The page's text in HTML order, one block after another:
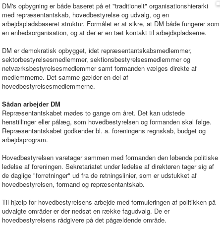
DM's opbygning er både baseret på et "traditionelt" organisationshierarki
med repræsentantskab, hovedbestyrelse og udvalg, og en
arbejdspladsbaseret struktur. Formålet er at sikre, at DM både fungerer som
en enhedsorganisation, og at der er en tæt kontakt til arbejdspladserne.
DM er demokratisk opbygget, idet repræsentantskabsmedlemmer,
sektorbestyrelsesmedlemmer, sektionsbestyrelsesmedlemmer og
netværksbestyrelsesmedlemmer samt formanden vælges direkte af
medlemmerne. Det samme gælder en del af
hovedbestyrelsesmedlemmerne.
Sådan arbejder DM
Repræsentantskabet mødes to gange om året. Det kan udstede
henstillinger eller pålæg, som hovedbestyrelsen og formanden skal følge.
Repræsentantskabet godkender bl. a. foreningens regnskab, budget og
arbejdsprogram.
Hovedbestyrelsen varetager sammen med formanden den løbende politiske
ledelse af foreningen. Sekretariatet under ledelse af direktøren tager sig af
de daglige "forretninger" ud fra de retningslinier, som er udstukket af
hovedbestyrelsen, formand og repræsentantskab.
Til hjælp for hovedbestyrelsens arbejde med formuleringen af politikken på
udvalgte områder er der nedsat en række fagudvalg. De er
hovedbestyrelsens rådgivere på det pågældende område.